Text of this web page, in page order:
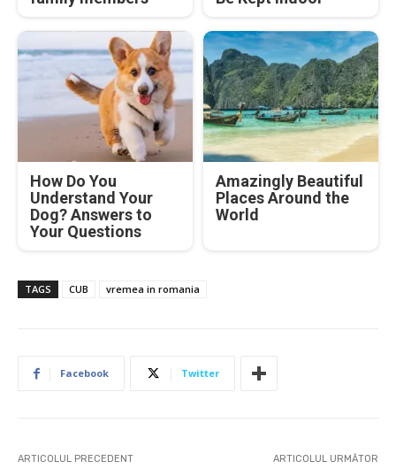
How Do You
Understand Your
Dog? Answers to
Your Questions
Amazingly Beautiful
Places Around the
World
TAGS CUB vremea in romania
Facebook Twitter
ARTICOLUL PRECEDENT ARTICOLUL URMĂTOR